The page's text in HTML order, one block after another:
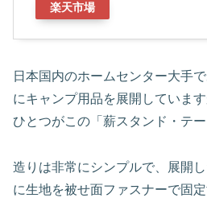
楽天市場
日本国内のホームセンター大手
にキャンプ用品を展開していま
ひとつがこの「薪スタンド・テー
造りは非常にシンプルで、展開
に生地を被せ面ファスナーで固